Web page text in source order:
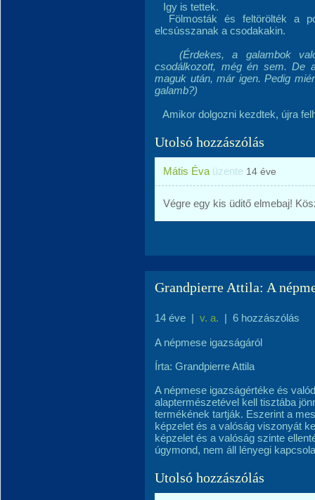
Igy is tettek.
Fölmosták és feltörölték a
elcsússzanak a csodakakin.
(Érdekes, a galambok
csodálkozott, még én sem. De
maguk után, már igen. Pedig
galamb?)
Amikor dolgozni kezdtek, újra
Utolsó hozzászólás
Mátis Éva üzente 14 éve
Végre egy kis üditő elmebaj!
Grandpierre Attila: A
14 éve | v. a. | 6 hozzászólás
A népmese igazságáról
Írta: Grandpierre Attila
A népmese igazságértéke és
alaptermészetével kell tisztába
termékének tartják. Eszerint a
képzelet és a valóság viszonyát
képzelet és a valóság szinte
úgymond, nem áll lényegi
Utolsó hozzászólás